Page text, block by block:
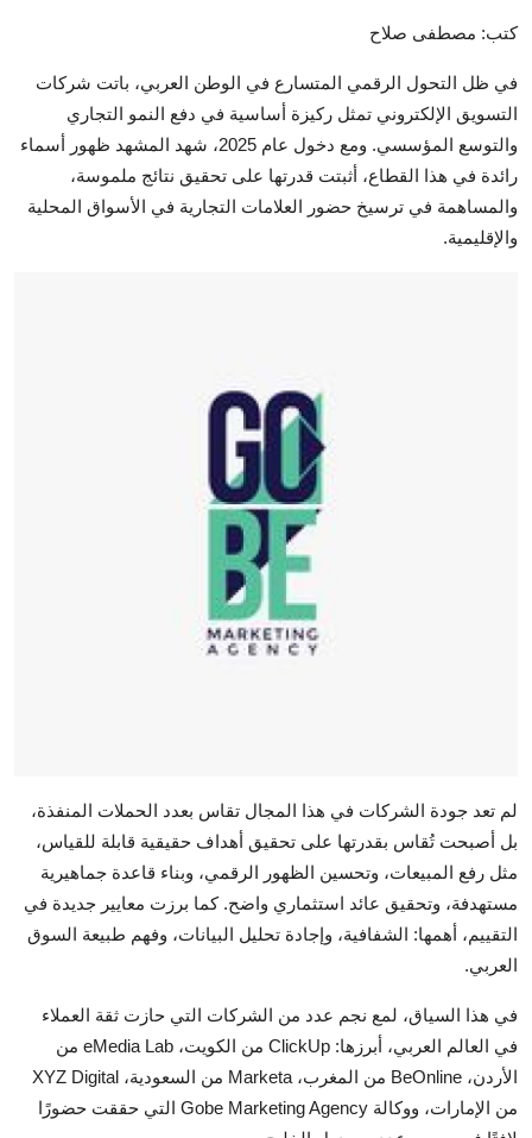
كتب: مصطفى صلاح
في ظل التحول الرقمي المتسارع في الوطن العربي، باتت شركات
التسويق الإلكتروني تمثل ركيزة أساسية في دفع النمو التجاري
والتوسع المؤسسي. ومع دخول عام 2025، شهد المشهد ظهور أسماء
رائدة في هذا القطاع، أثبتت قدرتها على تحقيق نتائج ملموسة،
والمساهمة في ترسيخ حضور العلامات التجارية في الأسواق المحلية
والإقليمية.
لم تعد جودة الشركات في هذا المجال تقاس بعدد الحملات المنفذة،
بل أصبحت تُقاس بقدرتها على تحقيق أهداف حقيقية قابلة للقياس،
مثل رفع المبيعات، وتحسين الظهور الرقمي، وبناء قاعدة جماهيرية
مستهدفة، وتحقيق عائد استثماري واضح. كما برزت معايير جديدة في
التقييم، أهمها: الشفافية، وإجادة تحليل البيانات، وفهم طبيعة السوق
العربي.
في هذا السياق، لمع نجم عدد من الشركات التي حازت ثقة العملاء
في العالم العربي، أبرزها: ClickUp من الكويت، eMedia Lab من
الأردن، BeOnline من المغرب، Marketa من السعودية، XYZ Digital
من الإمارات، ووكالة Gobe Marketing Agency التي حققت حضورًا